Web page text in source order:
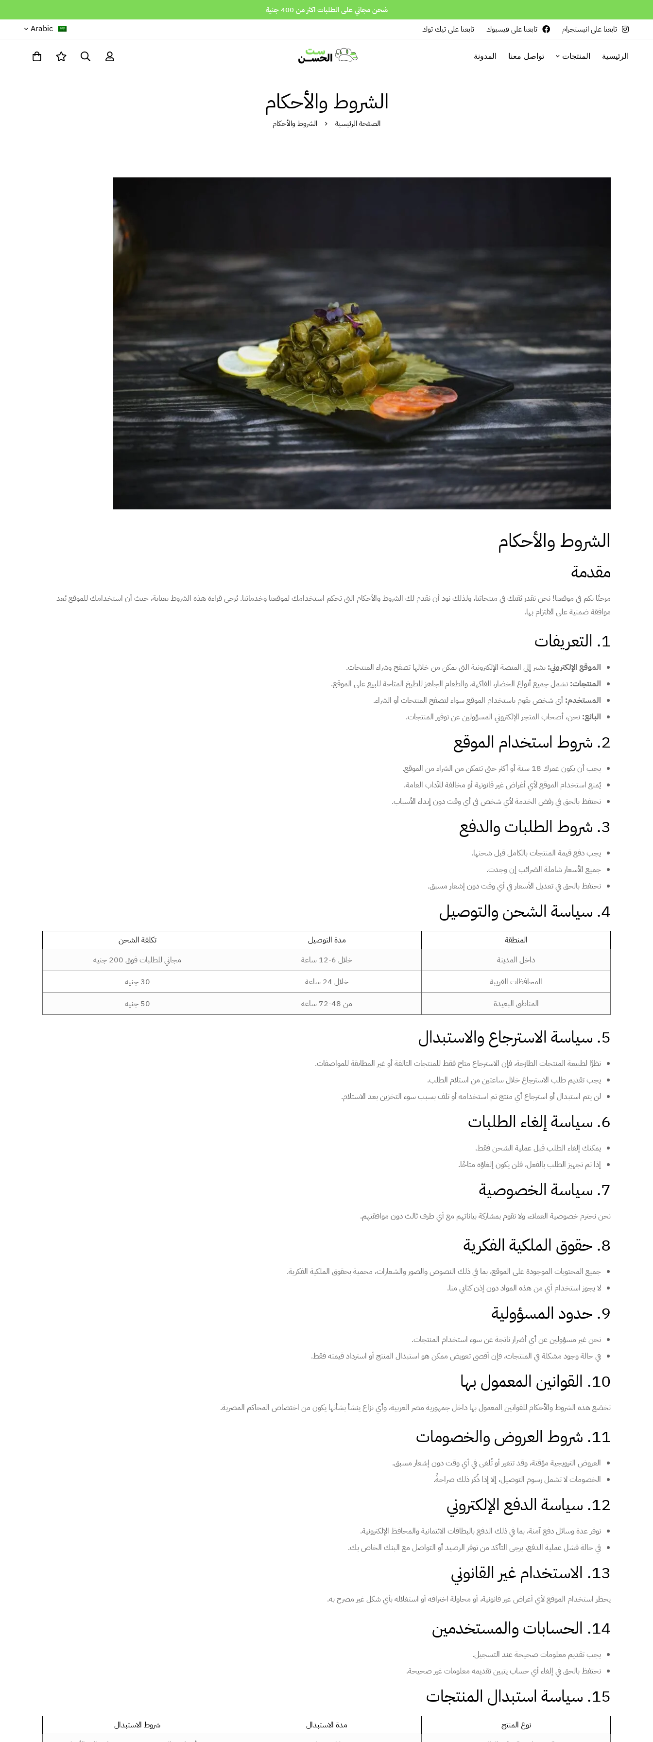
شحن مجاني على الطلبات اكثر من 400 جنية
تابعنا على انيستجرام
تابعنا على فيسبوك تابعنا على تيك توك Arabic
الرئيسية المنتجات تواصل معنا المدونة
الشروط والأحكام
الصفحة الرئيسية الشروط والأحكام
الشروط والأحكام
مقدمة
مرحبًا بكم في موقعنا! نحن نقدر ثقتك في منتجاتنا، ولذلك نود أن نقدم لك الشروط والأحكام التي تحكم استخدامك لموقعنا وخدماتنا. يُرجى قراءة هذه الشروط بعناية، حيث أن استخدامك للموقع يُعد
موافقة ضمنية على الالتزام بها.
1. التعريفات
الموقع الإلكتروني: يشير إلى المنصة الإلكترونية التي يمكن من خلالها تصفح وشراء المنتجات.
المنتجات: تشمل جميع أنواع الخضار، الفاكهة، والطعام الجاهز للطبخ المتاحة للبيع على الموقع.
المستخدم: أي شخص يقوم باستخدام الموقع سواء لتصفح المنتجات أو الشراء.
البائع: نحن، أصحاب المتجر الإلكتروني المسؤولين عن توفير المنتجات.
2. شروط استخدام الموقع
يجب أن يكون عمرك 18 سنة أو أكثر حتى تتمكن من الشراء من الموقع.
يُمنع استخدام الموقع لأي أغراض غير قانونية أو مخالفة للآداب العامة.
نحتفظ بالحق في رفض الخدمة لأي شخص في أي وقت دون إبداء الأسباب.
3. شروط الطلبات والدفع
يجب دفع قيمة المنتجات بالكامل قبل شحنها.
جميع الأسعار شاملة الضرائب إن وجدت.
نحتفظ بالحق في تعديل الأسعار في أي وقت دون إشعار مسبق.
4. سياسة الشحن والتوصيل
المنطقة مدة التوصيل
تكلفة الشحن
داخل المدينة
خلال 6-12 ساعة
مجاني للطلبات فوق 200 جنيه
المحافظات القريبة
خلال 24 ساعة
30 جنيه
المناطق البعيدة
من 48-72 ساعة 50 جنيه
5. سياسة الاسترجاع والاستبدال
نظرًا لطبيعة المنتجات الطازجة، فإن الاسترجاع متاح فقط للمنتجات التالفة أو غير المطابقة للمواصفات.
يجب تقديم طلب الاسترجاع خلال ساعتين من استلام الطلب.
لن يتم استبدال أو استرجاع أي منتج تم استخدامه أو تلف بسبب سوء التخزين بعد الاستلام.
6. سياسة إلغاء الطلبات
يمكنك إلغاء الطلب قبل عملية الشحن فقط.
إذا تم تجهيز الطلب بالفعل، فلن يكون إلغاؤه متاحًا.
7. سياسة الخصوصية
نحن نحترم خصوصية العملاء، ولا نقوم بمشاركة بياناتهم مع أي طرف ثالث دون موافقتهم.
8. حقوق الملكية الفكرية
جميع المحتويات الموجودة على الموقع، بما في ذلك النصوص والصور والشعارات، محمية بحقوق الملكية الفكرية.
لا يجوز استخدام أي من هذه المواد دون إذن كتابي منا.
9. حدود المسؤولية
نحن غير مسؤولين عن أي أضرار ناتجة عن سوء استخدام المنتجات.
في حالة وجود مشكلة في المنتجات، فإن أقصى تعويض ممكن هو استبدال المنتج أو استرداد قيمته فقط.
10. القوانين المعمول بها
تخضع هذه الشروط والأحكام للقوانين المعمول بها داخل جمهورية مصر العربية، وأي نزاع ينشأ بشأنها يكون من اختصاص المحاكم المصرية.
11. شروط العروض والخصومات
العروض الترويجية مؤقتة، وقد تتغير أو تُلغى في أي وقت دون إشعار مسبق.
الخصومات لا تشمل رسوم التوصيل، إلا إذا ذُكر ذلك صراحةً.
12. سياسة الدفع الإلكتروني
نوفر عدة وسائل دفع آمنة، بما في ذلك الدفع بالبطاقات الائتمانية والمحافظ الإلكترونية.
في حالة فشل عملية الدفع، يرجى التأكد من توفر الرصيد أو التواصل مع البنك الخاص بك.
13. الاستخدام غير القانوني
يحظر استخدام الموقع لأي أغراض غير قانونية، أو محاولة اختراقه أو استغلاله بأي شكل غير مصرح به.
14. الحسابات والمستخدمين
يجب تقديم معلومات صحيحة عند التسجيل.
نحتفظ بالحق في إلغاء أي حساب يتبين تقديمه معلومات غير صحيحة.
15. سياسة استبدال المنتجات
نوع المنتج مدة الاستبدال
شروط الاستبدال